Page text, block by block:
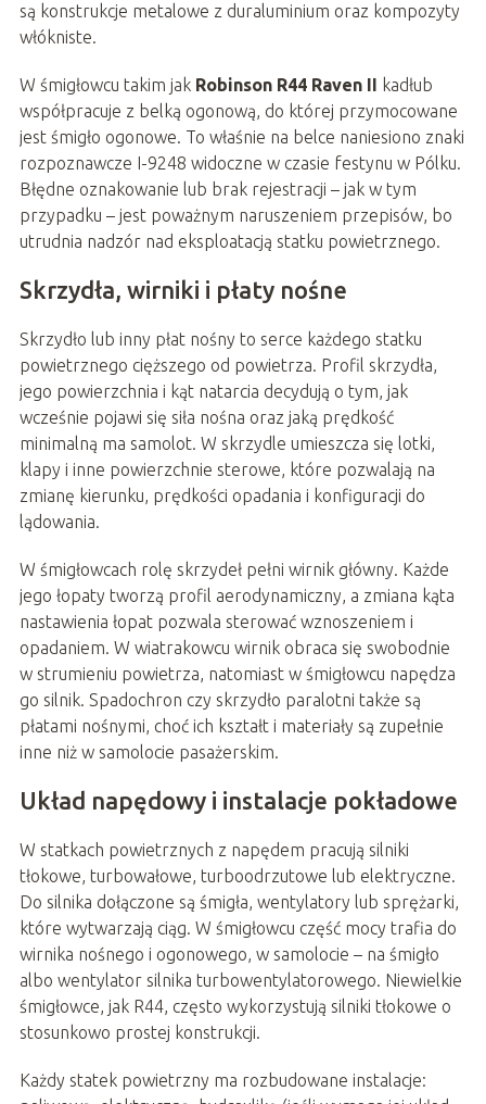
są konstrukcje metalowe z duraluminium oraz kompozyty
włókniste.
W śmigłowcu takim jak Robinson R44 Raven II kadłub
współpracuje z belką ogonową, do której przymocowane
jest śmigło ogonowe. To właśnie na belce naniesiono znaki
rozpoznawcze I-9248 widoczne w czasie festynu w Pólku.
Błędne oznakowanie lub brak rejestracji – jak w tym
przypadku – jest poważnym naruszeniem przepisów, bo
utrudnia nadzór nad eksploatacją statku powietrznego.
Skrzydła, wirniki i płaty nośne
Skrzydło lub inny płat nośny to serce każdego statku
powietrznego cięższego od powietrza. Profil skrzydła,
jego powierzchnia i kąt natarcia decydują o tym, jak
wcześnie pojawi się siła nośna oraz jaką prędkość
minimalną ma samolot. W skrzydle umieszcza się lotki,
klapy i inne powierzchnie sterowe, które pozwalają na
zmianę kierunku, prędkości opadania i konfiguracji do
lądowania.
W śmigłowcach rolę skrzydeł pełni wirnik główny. Każde
jego łopaty tworzą profil aerodynamiczny, a zmiana kąta
nastawienia łopat pozwala sterować wznoszeniem i
opadaniem. W wiatrakowcu wirnik obraca się swobodnie
w strumieniu powietrza, natomiast w śmigłowcu napędza
go silnik. Spadochron czy skrzydło paralotni także są
płatami nośnymi, choć ich kształt i materiały są zupełnie
inne niż w samolocie pasażerskim.
Układ napędowy i instalacje pokładowe
W statkach powietrznych z napędem pracują silniki
tłokowe, turbowałowe, turboodrzutowe lub elektryczne.
Do silnika dołączone są śmigła, wentylatory lub sprężarki,
które wytwarzają ciąg. W śmigłowcu część mocy trafia do
wirnika nośnego i ogonowego, w samolocie – na śmigło
albo wentylator silnika turbowentylatorowego. Niewielkie
śmigłowce, jak R44, często wykorzystują silniki tłokowe o
stosunkowo prostej konstrukcji.
Każdy statek powietrzny ma rozbudowane instalacje: